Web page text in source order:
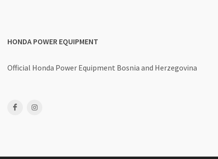
HONDA POWER EQUIPMENT
Official Honda Power Equipment Bosnia and Herzegovina